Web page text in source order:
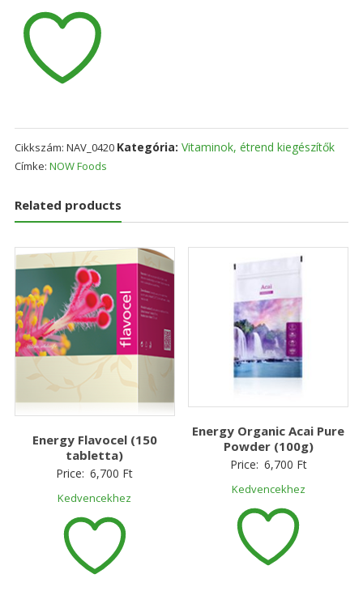
mg
Capsula
mennyiség
Cikkszám: NAV_0420 Kategória: Vitaminok, étrend kiegészítők
Címke: NOW Foods
Related products
Energy Flavocel (150
tabletta)
Price: 6,700 Ft
Kedvencekhez
Energy Organic Acai Pure
Powder (100g)
Price: 6,700 Ft
Kedvencekhez